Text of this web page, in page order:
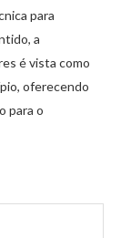
para
a
é vista como
oferecendo
para o